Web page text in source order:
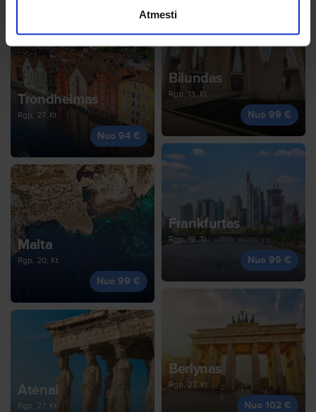
Atmesti
Trondheimas
Rgp, 27, Kt
Nuo 94 €
Bilundas
Rgp, 13, Kt
Nuo 99 €
Malta
Rgp, 20, Kt
Nuo 99 €
Frankfurtas
Rgp, 19, Tr
Nuo 99 €
Atėnai
Rgp, 27, Kt
Berlynas
Rgp, 27, Kt
Nuo 102 €